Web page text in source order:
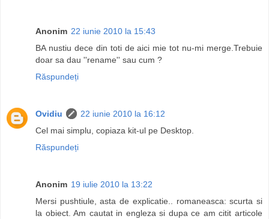
Anonim 22 iunie 2010 la 15:43
BA nustiu dece din toti de aici mie tot nu-mi merge.Trebuie
doar sa dau ''rename'' sau cum ?
Răspundeți
Ovidiu
22 iunie 2010 la 16:12
Cel mai simplu, copiaza kit-ul pe Desktop.
Răspundeți
Anonim 19 iulie 2010 la 13:22
Mersi pushtiule, asta de explicatie.. romaneasca: scurta si
la obiect. Am cautat in engleza si dupa ce am citit articole